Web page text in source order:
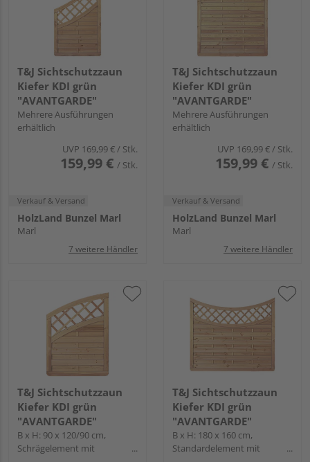
T&J Sichtschutzzaun
Kiefer KDI grün
"AVANTGARDE"
Mehrere Ausführungen
erhältlich
UVP 169,99 €/ Stk.
159,99 € / Stk.
Verkauf & Versand
HolzLand Bunzel Marl
Marl
7 weitere Händler
T&J Sichtschutzzaun
Kiefer KDI grün
"AVANTGARDE"
Mehrere Ausführungen
erhältlich
UVP 169,99 €/ Stk.
159,99 € / Stk.
Verkauf & Versand
HolzLand Bunzel Marl
Marl
7 weitere Händler
T&J Sichtschutzzaun
Kiefer KDI grün
"AVANTGARDE"
B x H: 90 x 120/90 cm,
Schrägelement mit
T&J Sichtschutzzaun
Kiefer KDI grün
"AVANTGARDE"
B x H: 180 x 160 cm,
Standardelement mit